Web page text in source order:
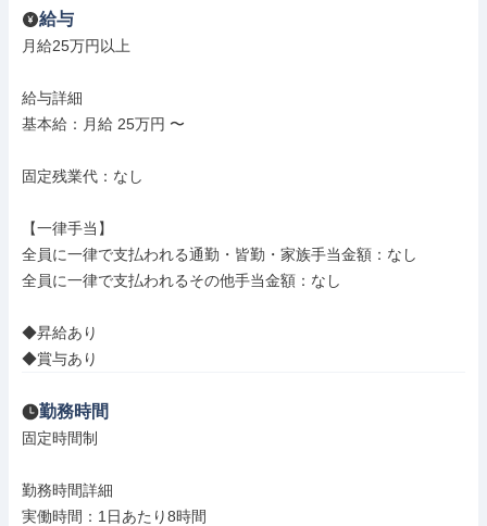
給与
月給25万円以上
給与詳細
基本給：月給 25万円 〜
固定残業代：なし
【一律手当】
全員に一律で支払われる通勤・皆勤・家族手当金額：なし
全員に一律で支払われるその他手当金額：なし
◆昇給あり
◆賞与あり
勤務時間
固定時間制
勤務時間詳細
実働時間：1日あたり8時間